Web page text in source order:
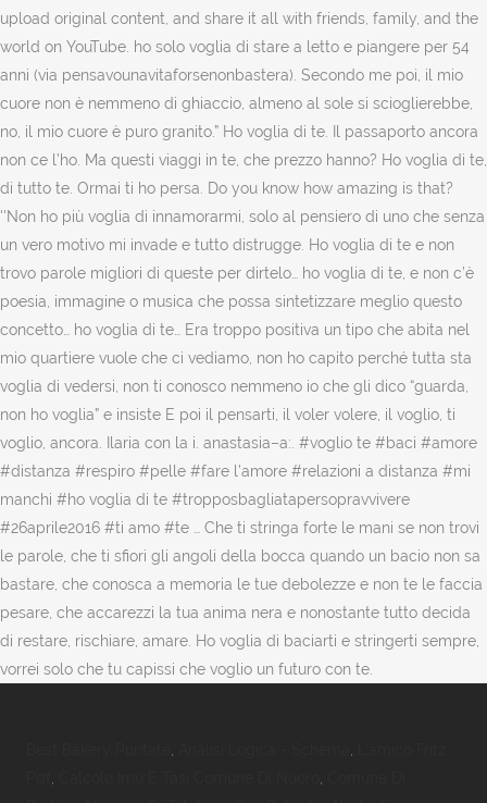
upload original content, and share it all with friends, family, and the
world on YouTube. ho solo voglia di stare a letto e piangere per 54
anni (via pensavounavitaforsenonbastera). Secondo me poi, il mio
cuore non è nemmeno di ghiaccio, almeno al sole si scioglierebbe,
no, il mio cuore è puro granito.” Ho voglia di te. Il passaporto ancora
non ce l’ho. Ma questi viaggi in te, che prezzo hanno? Ho voglia di te,
di tutto te. Ormai ti ho persa. Do you know how amazing is that?
''Non ho più voglia di innamorarmi, solo al pensiero di uno che senza
un vero motivo mi invade e tutto distrugge. Ho voglia di te e non
trovo parole migliori di queste per dirtelo… ho voglia di te, e non c’è
poesia, immagine o musica che possa sintetizzare meglio questo
concetto… ho voglia di te… Era troppo positiva un tipo che abita nel
mio quartiere vuole che ci vediamo, non ho capito perché tutta sta
voglia di vedersi, non ti conosco nemmeno io che gli dico “guarda,
non ho voglia” e insiste E poi il pensarti, il voler volere, il voglio, ti
voglio, ancora. Ilaria con la i. anastasia–a:. #voglio te #baci #amore
#distanza #respiro #pelle #fare l'amore #relazioni a distanza #mi
manchi #ho voglia di te #tropposbagliatapersopravvivere
#26aprile2016 #ti amo #te … Che ti stringa forte le mani se non trovi
le parole, che ti sfiori gli angoli della bocca quando un bacio non sa
bastare, che conosca a memoria le tue debolezze e non te le faccia
pesare, che accarezzi la tua anima nera e nonostante tutto decida
di restare, rischiare, amare. Ho voglia di baciarti e stringerti sempre,
vorrei solo che tu capissi che voglio un futuro con te.